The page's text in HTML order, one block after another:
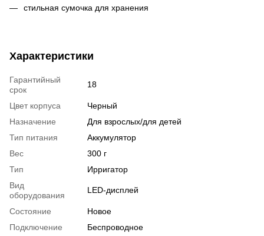
стильная сумочка для хранения
Характеристики
Гарантийный
срок
18
Цвет корпуса
Черный
Назначение
Для взрослых/для детей
Тип питания
Аккумулятор
Вес
300 г
Тип
Ирригатор
Вид
оборудования
LED-дисплей
Состояние
Новое
Подключение
Беспроводное